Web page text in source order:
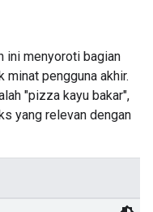
ini menyoroti bagian
minat pengguna akhir.
"pizza kayu bakar",
yang relevan dengan